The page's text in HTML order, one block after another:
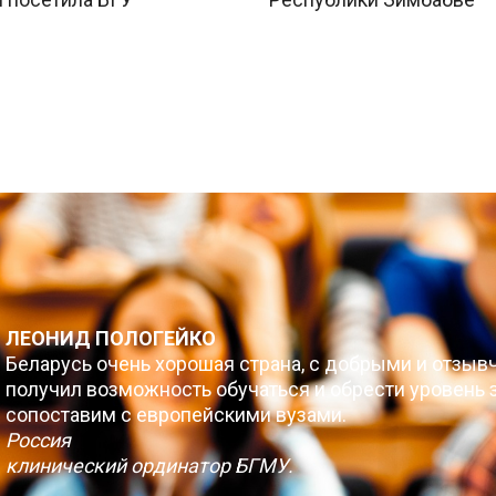
ЛЕОНИД ПОЛОГЕЙКО
Беларусь очень хорошая страна, с добрыми и
получил возможность обучаться и обрести
сопоставим с европейскими вузами.
Россия
клинический ординатор БГМУ.